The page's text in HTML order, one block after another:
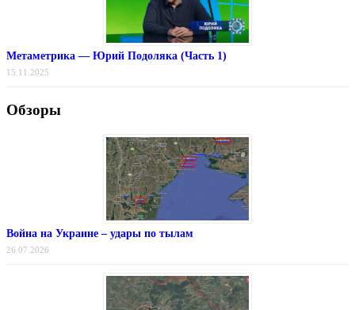
Метаметрика — Юрий Подоляка (Часть 1)
15.11.2025
Обзоры
Война на Украине – удары по тылам
26.07.2026